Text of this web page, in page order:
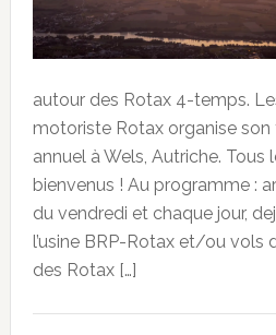
autour des Rotax 4-temps.
motoriste Rotax organise
annuel à Wels, Autriche.
bienvenus ! Au programme :
du vendredi et chaque jour,
l’usine BRP-Rotax et/ou
des Rotax […]